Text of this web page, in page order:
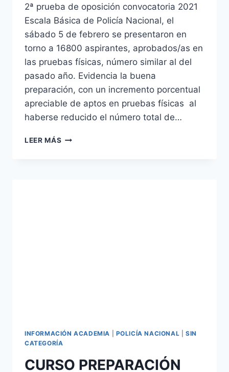
2ª prueba de oposición convocatoria 2021
Escala Básica de Policía Nacional, el
sábado 5 de febrero se presentaron en
torno a 16800 aspirantes, aprobados/as en
las pruebas físicas, número similar al del
pasado año. Evidencia la buena
preparación, con un incremento porcentual
apreciable de aptos en pruebas físicas al
haberse reducido el número total de…
LEER MÁS RESULTADOS
INFORMACIÓN ACADEMIA POLICÍA NACIONAL |SIN
CATEGORÍA
CURSO PREPARACIÓN